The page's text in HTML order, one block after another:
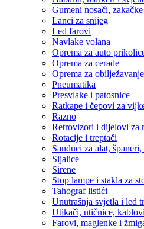
Gumeni nosači,
Lanci za snijeg
Led farovi
Navlake volana
Oprema za auto
Oprema za cerade
Oprema za obilježavanje
Pneumatika
Presvlake i patosnice
Ratkape i čepovi za
Razno
Retrovizori i dijelovi za
Rotacije i treptači
Sanduci za alat,
Sijalice
Sirene
Stop lampe i stakla za
Tahograf listići
Unutrašnja svjetla i led
Utikači, utičnice,
Farovi, maglenke i